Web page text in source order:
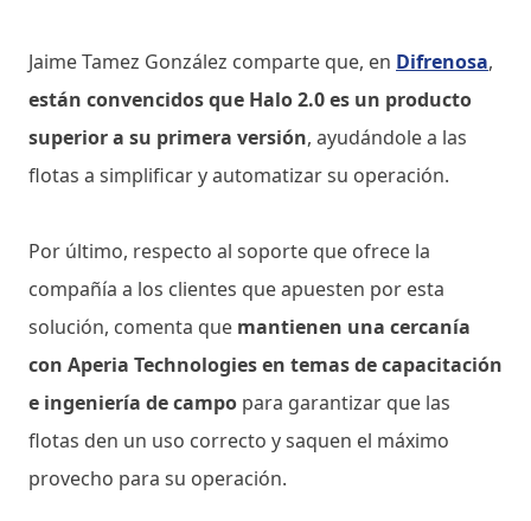
Jaime Tamez González comparte que, en Difrenosa,
están convencidos que Halo 2.0 es un producto
superior a su primera versión, ayudándole a las
flotas a simplificar y automatizar su operación.
Por último, respecto al soporte que ofrece la
compañía a los clientes que apuesten por esta
solución, comenta que mantienen una cercanía
con Aperia Technologies en temas de capacitación
e ingeniería de campo para garantizar que las
flotas den un uso correcto y saquen el máximo
provecho para su operación.